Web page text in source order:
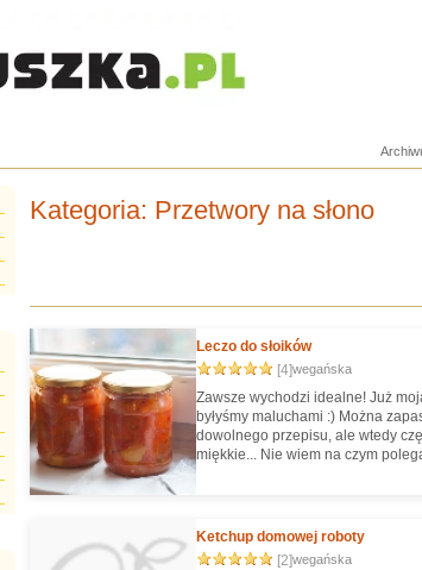
Kategoria: Przetwory na słono
Leczo do słoików
[4]wegańska
Zawsze wychodzi idealne! Już
byłyśmy maluchami :) Można
dowolnego przepisu, ale wtedy
miękkie... Nie wiem na czym
Ketchup domowej roboty
[2]wegańska